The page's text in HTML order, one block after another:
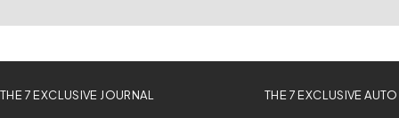
THE 7 EXCLUSIVE JOURNAL THE 7 EXCLUSIVE AUTO